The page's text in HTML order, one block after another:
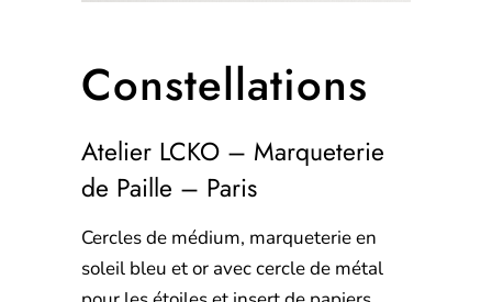
Constellations
Atelier LCKO – Marqueterie
de Paille – Paris
Cercles de médium, marqueterie en
soleil bleu et or avec cercle de métal